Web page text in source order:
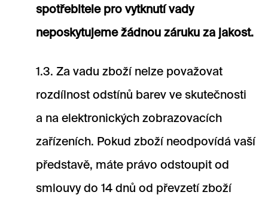
spotřebitele pro vytknutí vady
neposkytujeme žádnou záruku za jakost.
1.3. Za vadu zboží nelze považovat
rozdílnost odstínů barev ve skutečnosti
a na elektronických zobrazovacích
zařízeních. Pokud zboží neodpovídá vaší
představě, máte právo odstoupit od
smlouvy do 14 dnů od převzetí zboží